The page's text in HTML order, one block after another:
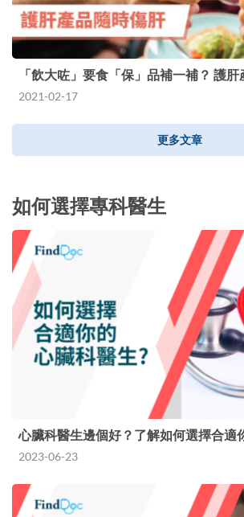
「飲大咗」要食「保」品補一補？ 護
2021-02-17
更多文章
如何選擇專科醫生
心臟科醫生邊個好？了解如何選擇合適
2023-06-23